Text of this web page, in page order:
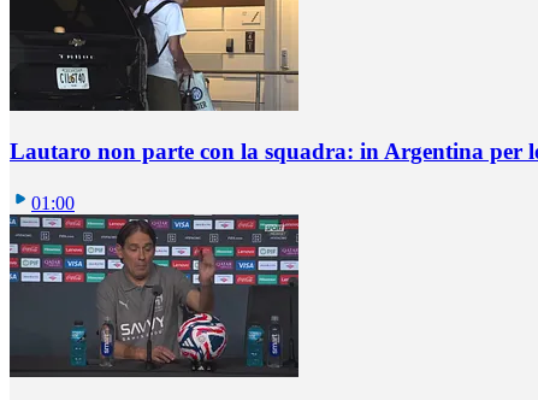
Lautaro non parte con la squadra: in Argentina per
01:00